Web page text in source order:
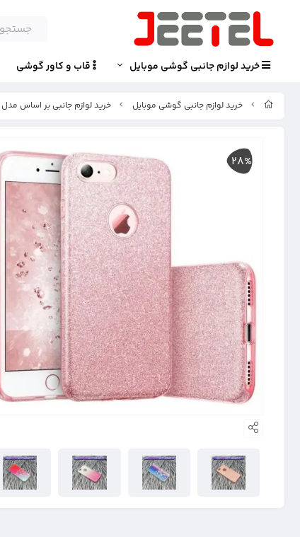
خرید لوازم جانبی گوشی موبایل قاب و کاور گوشی
خرید لوازم جانبی گوشی موبایل خرید لوازم جانبی بر اساس
28%